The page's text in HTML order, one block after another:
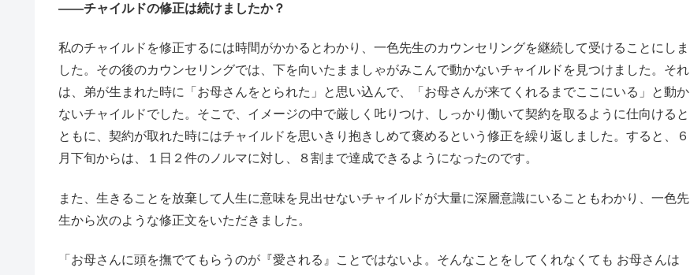
――チャイルドの修正は続けましたか？
私のチャイルドを修正するには時間がかかるとわかり、一色先生のカウンセリングを継続して受けることにしま
した。その後のカウンセリングでは、下を向いたまましゃがみこんで動かないチャイルドを見つけました。それ
は、弟が生まれた時に「お母さんをとられた」と思い込んで、「お母さんが来てくれるまでここにいる」と動か
ないチャイルドでした。そこで、イメージの中で厳しく𠮟りつけ、しっかり働いて契約を取るように仕向けると
ともに、契約が取れた時にはチャイルドを思いきり抱きしめて褒めるという修正を繰り返しました。すると、６
月下旬からは、１日２件のノルマに対し、８割まで達成できるようになったのです。
また、生きることを放棄して人生に意味を見出せないチャイルドが大量に深層意識にいることもわかり、一色先
生から次のような修正文をいただきました。
「お母さんに頭を撫でてもらうのが『愛される』ことではないよ。そんなことをしてくれなくても お母さんは